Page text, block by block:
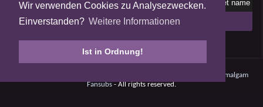
Wir verwenden Cookies zu Analysezwecken.
Einverstanden? Weitere Informationen
Ist in Ordnung!
Folge uns auf
Tweets by AmalgamFansubs
Amalgam
Fansubs- All rights reserved.